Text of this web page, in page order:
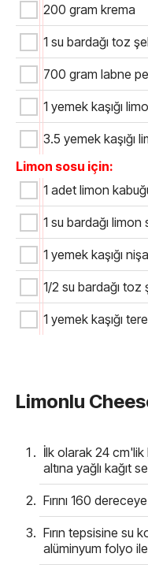
200 gram krema
1 su bardağı toz
700 gram labne
1 yemek kaşığı
3.5 yemek kaşığı
Limon sosu için:
1 adet limon
1 su bardağı limon
1 yemek kaşığı
1/2 su bardağı toz
1 yemek kaşığı
Limonlu
İlk olarak 24 cm'lik
altına yağlı kağıt
Fırını 160
Fırın tepsisine su
alüminyum folyo ile